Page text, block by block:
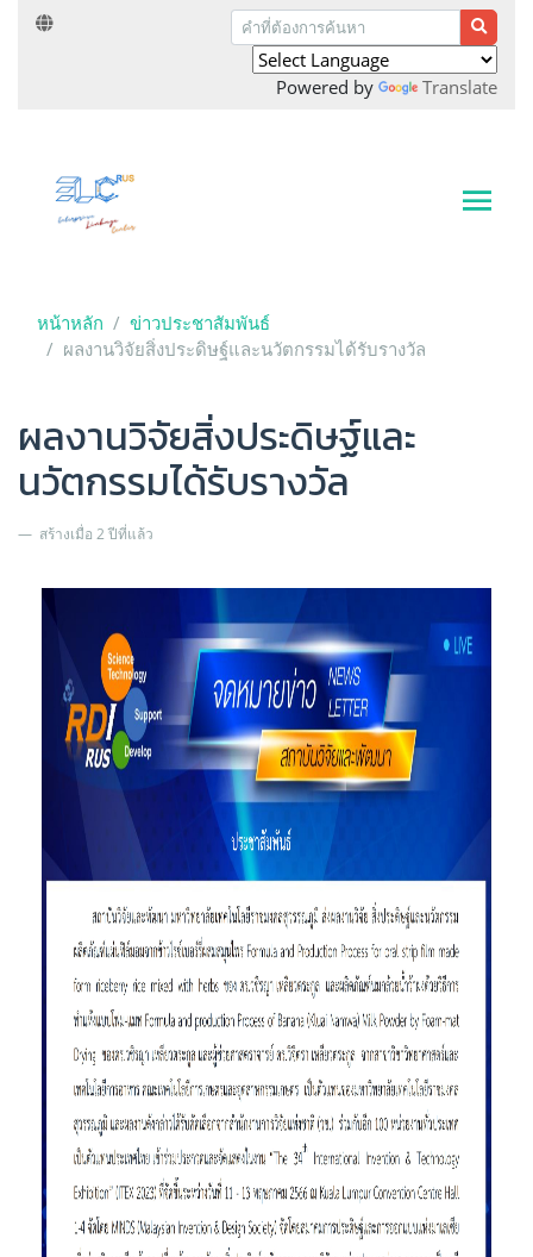
Powered by Translate
หน้าหลัก
ข่าวประชาสัมพันธ์
ผลงานวิจัยสิ่งประดิษฐ์และนวัตกรรมได้รับรางวัล
ผลงานวิจัยสิ่งประดิษฐ์และ
นวัตกรรมได้รับรางวัล
สร้างเมื่อ 2 ปีที่แล้ว